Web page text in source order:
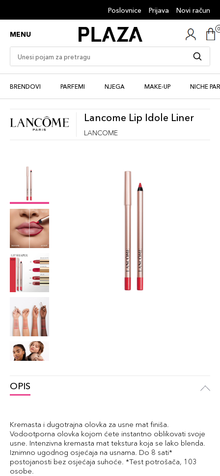
Poslovnice Prijava Novi račun
MENU
BRENDOVI PARFEMI NJEGA MAKE-UP NICHE
Lancome Lip Idole Liner
LANCOME
OPIS
Kremasta i dugotrajna olovka za usne mat finiša.
Vodootporna olovka kojom ćete instantno oblikovati svoje
usne. Intenzivna kremasta mat tekstura koja se lako blenda.
Iznimno ugodnog osjećaja na usnama. Do 8 sati*
postojanosti bez osjećaja suhoće. *Test potrošača, 103
osobe.